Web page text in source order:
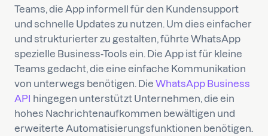
Teams, die App informell für den Kundensupport
und schnelle Updates zu nutzen. Um dies einfacher
und strukturierter zu gestalten, führte WhatsApp
spezielle Business-Tools ein. Die App ist für kleine
Teams gedacht, die eine einfache Kommunikation
von unterwegs benötigen. Die WhatsApp Business
API hingegen unterstützt Unternehmen, die ein
hohes Nachrichtenaufkommen bewältigen und
erweiterte Automatisierungsfunktionen benötigen.